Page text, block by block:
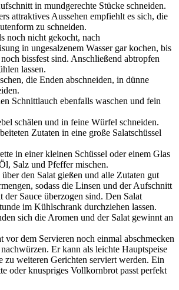
in mundgerechte Stücke schneiden.
attraktives Aussehen empfiehlt es sich, die
zu schneiden.
noch nicht gekocht, nach
in ungesalzenem Wasser gar kochen, bis
bissfest sind. Anschließend abtropfen
lassen.
die Enden abschneiden, in dünne
Schnittlauch ebenfalls waschen und fein
schälen und in feine Würfel schneiden.
Zutaten in eine große Salatschüssel
in einer kleinen Schüssel oder einem Glas
Salz und Pfeffer mischen.
den Salat gießen und alle Zutaten gut
sodass die Linsen und der Aufschnitt
der Sauce überzogen sind. Den Salat
im Kühlschrank durchziehen lassen.
sich die Aromen und der Salat gewinnt an
vor dem Servieren noch einmal abschmecken
Er kann als leichte Hauptspeise
zu weiteren Gerichten serviert werden. Ein
oder knuspriges Vollkornbrot passt perfekt